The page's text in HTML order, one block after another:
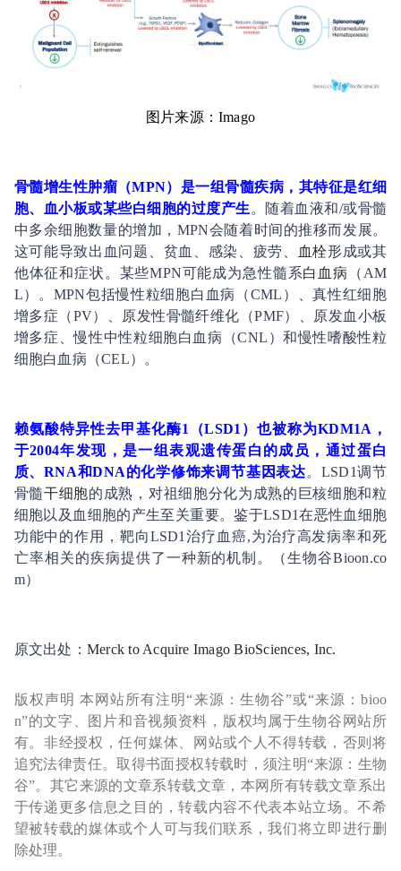
图片来源：Imago
骨髓增生性肿瘤（MPN）是一组骨髓疾病，其特征是红细
胞、血小板或某些白细胞的过度产生 。随着血液和/或骨髓
中多余细胞数量的增加，MPN会随着时间的推移而发展。
这可能导致出血问题、贫血、感染、疲劳、
血栓形成或其
他体征和症状。某些MPN可能成为急性髓系白血病
（AM
L）。MPN包括慢性粒细胞白血病（CML）、真性红细胞
增多症（PV）、原发性骨髓纤维化（PMF）、原发血小板
增多症、慢性中性粒细胞白血病（CNL）和慢性嗜酸性粒
细胞白血病（CEL）。
赖氨酸特异性去甲基化酶1（LSD1）也被称为KDM1A，
于2004年发现，是一组表观遗传蛋白的成员，通过蛋白
质、RNA和DNA的化学修饰来调节基因表达。LSD1调节
骨髓干细胞的成熟，对祖细胞分化为成熟的巨核细胞和粒
细胞以及血细胞的产生至关重要。鉴于LSD1在恶性血细胞
功能中的作用，靶向LSD1治疗血癌,为治疗高发病率和死
亡率相关的疾病提供了一种新的机制。（生物谷Bioon.co
m）
原文出处： Merck to Acquire Imago BioSciences, Inc.
版权声明 本网站所有注明“来源：生物谷”或“来源：bioo
n”的文字、图片和音视频资料，版权均属于生物谷网站所
有。非经授权，任何媒体、网站或个人不得转载，否则将
追究法律责任。取得书面授权转载时，须注明“来源：生物
谷”。其它来源的文章系转载文章，本网所有转载文章系出
于传递更多信息之目的，转载内容不代表本站立场。不希
望被转载的媒体或个人可与我们联系，我们将立即进行删
除处理。